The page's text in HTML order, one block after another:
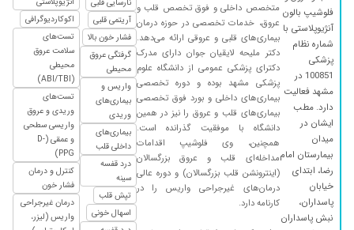
خانم دکتر عالی بودن و با آرامش همه چیز رو
توضیح دادن و به حرفام گوش کردن فقط زمان
انتظار خیلی طولانی شد که با توجه به تعداد بیماران
زیاد طبیعیه
۱۴۰۳/۰۴/۳۰
خوب بوده و به ما کمک کرده است ۱۴۰۴/۰۸/۰۸
سلام بسیار عالی و کار بلد و متین ۱۴۰۴/۰۷/۲۱
بسیار دکتر حاذق و باسوادی هستند مراجعه به
ایشون رو حتما بهتون توصیه می کنم
۱۴۰۴/۱۱/۲۰
سلام علیکم خیل ۱۴۰۴/۰۹/۲۸
خانم دکتر با حوصله مشکل من رو بررسی و
اورژانسی با استفاده از معرفی نامه کار من رو انجام
۱۴۰۵/۰۵/۱۲
فلوشیپ بالون
آنژیوپلاستی با
شماره نظام
پزشکی
100851 در
مشهد فعالیت
دارد. مطب
ایشان در
میدان
بیمارستان امام
رضا، ابتدای
خیابان
پاسداران،
نبش پاسداران
متخصص داخلی و فوق تخصص قلب و
عروق، خدمات تخصصی در حوزه درمان
بیماری‌های قلبی و عروقی ارائه می‌دهد.
دکتر ملیحه لایقیان جوان دارای مدرک
دکترای پزشکی عمومی از دانشگاه علوم
پزشکی مشهد بوده و دوره تخصصی
بیماری‌های داخلی و بورد فوق تخصصی
بیماری‌های قلب و عروق را نیز در همین
دانشگاه با موفقیت گذرانده است.
همچنین، وی فلوشیپ اقدامات
مداخله‌ای قلب و عروق بزرگسالان
(اینترونشن قلب بزرگسالان) و دوره عالی
درمان‌های غیرجراحی واریس را در
کارنامه دارد.
آریتمی قلبی
فشار خون بالا
گرفتگی عروق
محیطی
واریس و
بیماری‌های
وریدی
بیماری‌های
داخلی قلب
درد قفسه
سینه
تپش قلب
اسهال خونی
اکوکاردیوگرافی
تست‌های
سلامت عروق
محیطی
(ABI/TBI)
تست‌های
وریدی و عروق
واریسی سطحی
و عمقی (D-
PPG)
کنترل و درمان
فشار خون
درمان غیرجراحی
واریس (لیزر،